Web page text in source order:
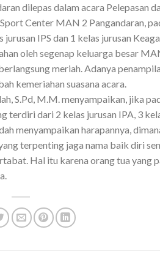
dilepas dalam acara Pelepasan
Center MAN 2 Pangandaran,
IPS dan 1 kelas jurusan
oleh segenap keluarga besar
meriah. Adanya
kemeriahan suasana acara.
S.Pd, M.M. menyampaikan, jika
terdiri dari 2 kelas jurusan IPA, 3
menyampaikan harapannya,
terpenting jaga nama baik diri
Hal itu karena orang tua yang